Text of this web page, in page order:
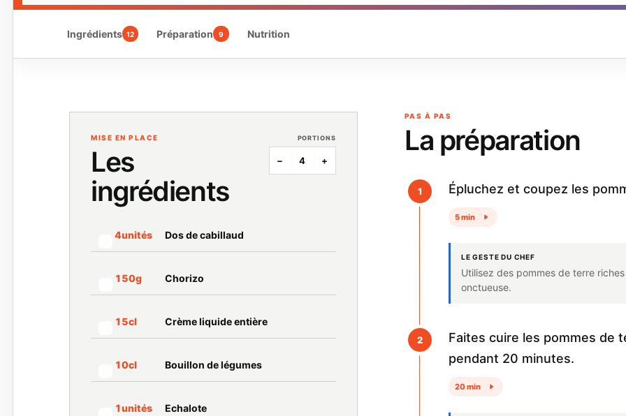
Ingrédients 12 Préparation 9 Nutrition
MISE EN PLACE
Les
ingrédients
PORTIONS
− 4 +
Marquer cet ingrédient comme préparé
4unités Dos de cabillaud
Marquer cet ingrédient comme préparé
150g Chorizo
Marquer cet ingrédient comme préparé
15cl Crème liquide entière
Marquer cet ingrédient comme préparé
10cl Bouillon de légumes
1unités Echalote
PAS À PAS
La préparation
1 Épluchez et coupez les
5 min
LE GESTE DU CHEF
Utilisez des pommes de terre
onctueuse.
2
Faites cuire les pommes de
pendant 20 minutes.
20 min